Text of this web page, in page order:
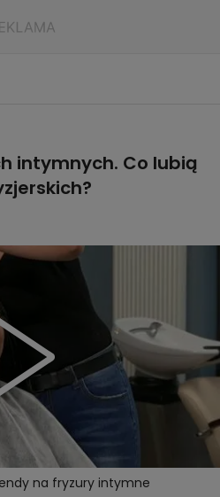
intymnych. Co lubią
na fryzury intymne